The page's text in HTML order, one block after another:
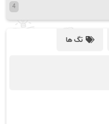
4
تگ ها